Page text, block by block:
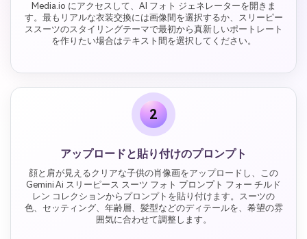
Media.io にアクセスして、AI フォト ジェネレーターを開きま
す。最もリアルな衣装交換には画像間を選択するか、スリーピー
ススーツのスタイリングテーマで最初から真新しいポートレート
を作りたい場合はテキスト間を選択してください。
2
アップロードと貼り付けのプロンプト
顔と肩が見えるクリアな子供の肖像画をアップロードし、この
Gemini Ai スリーピース スーツ フォト プロンプト フォー チルド
レン コレクションからプロンプトを貼り付けます。スーツの
色、セッティング、年齢層、髪型などのディテールを、希望の雰
囲気に合わせて調整します。